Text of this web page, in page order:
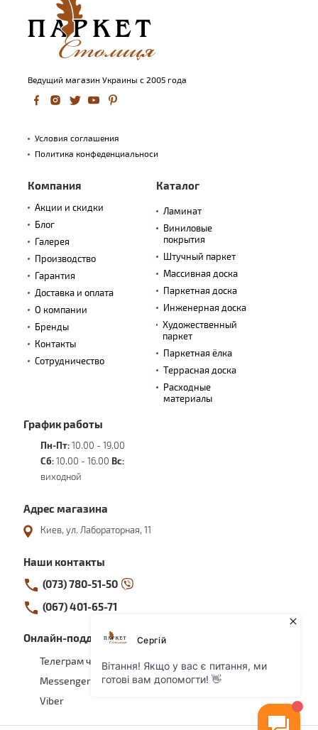
Ведущий магазин Украины с 2005 года
Условия соглашения
Политика конфеденциальноси
Компания
Акции и скидки
Блог
Галерея
Производство
Гарантия
Доставка и оплата
О компании
Бренды
Контакты
Сотрудничество
Каталог
Ламинат
Виниловые
покрытия
Штучный паркет
Массивная доска
Паркетная доска
Инженерная доска
Художественный
паркет
Паркетная ёлка
Террасная доска
Расходные
материалы
График работы
Пн-Пт: 10.00 - 19.00
Сб: 10.00 - 16.00 Вс:
виходной
Адрес магазина
Киев, ул. Лабораторная, 11
Наши контакты
(073) 780-51-50
(067) 401-65-71
Онлайн-поддержка
Телеграм чат
Messenger
Viber